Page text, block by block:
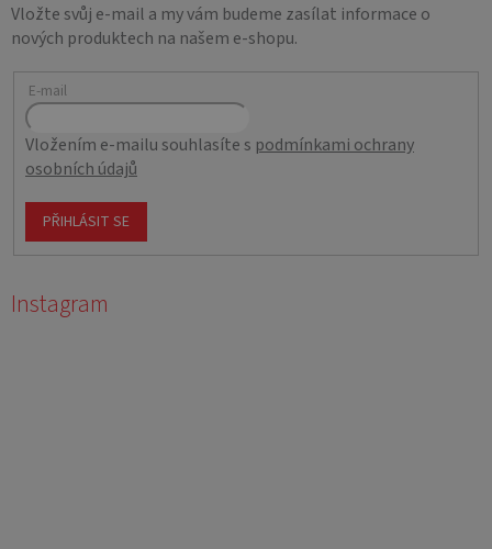
Vložte svůj e-mail a my vám budeme zasílat informace o
nových produktech na našem e-shopu.
E-mail
Vložením e-mailu souhlasíte s podmínkami ochrany
osobních údajů
PŘIHLÁSIT SE
Instagram